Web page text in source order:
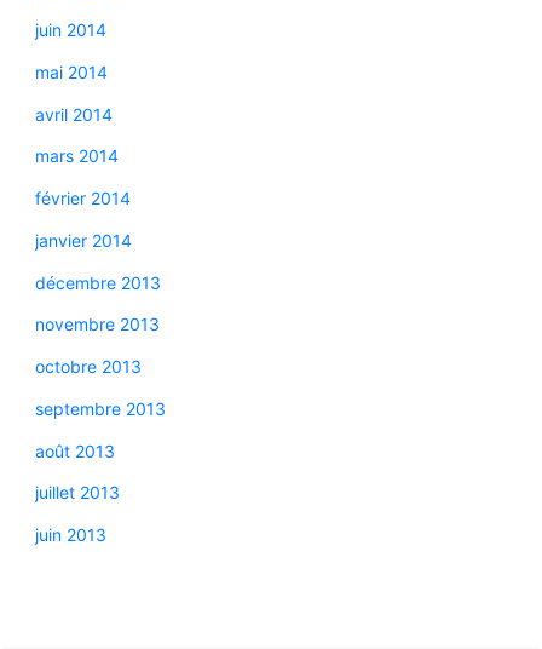
juin 2014
mai 2014
avril 2014
mars 2014
février 2014
janvier 2014
décembre 2013
novembre 2013
octobre 2013
septembre 2013
août 2013
juillet 2013
juin 2013